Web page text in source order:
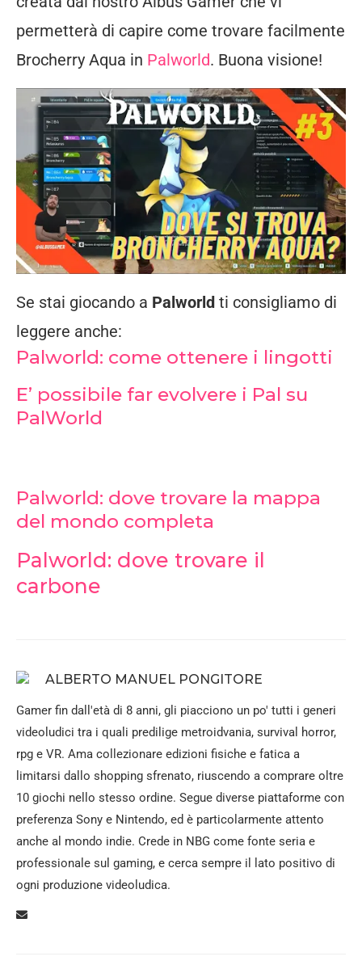
permetterà di capire come trovare facilmente
Brocherry Aqua in Palworld. Buona visione!
Se stai giocando a Palworld ti consigliamo di
leggere anche:
Palworld: come ottenere i lingotti
E’ possibile far evolvere i Pal su
PalWorld
Palworld: dove trovare la mappa
del mondo completa
Palworld: dove trovare il
carbone
ALBERTO MANUEL PONGITORE
Gamer fin dall'età di 8 anni, gli piacciono un po' tutti i generi
videoludici tra i quali predilige metroidvania, survival horror,
rpg e VR. Ama collezionare edizioni fisiche e fatica a
limitarsi dallo shopping sfrenato, riuscendo a comprare oltre
10 giochi nello stesso ordine. Segue diverse piattaforme con
preferenza Sony e Nintendo, ed è particolarmente attento
anche al mondo indie. Crede in NBG come fonte seria e
professionale sul gaming, e cerca sempre il lato positivo di
ogni produzione videoludica.